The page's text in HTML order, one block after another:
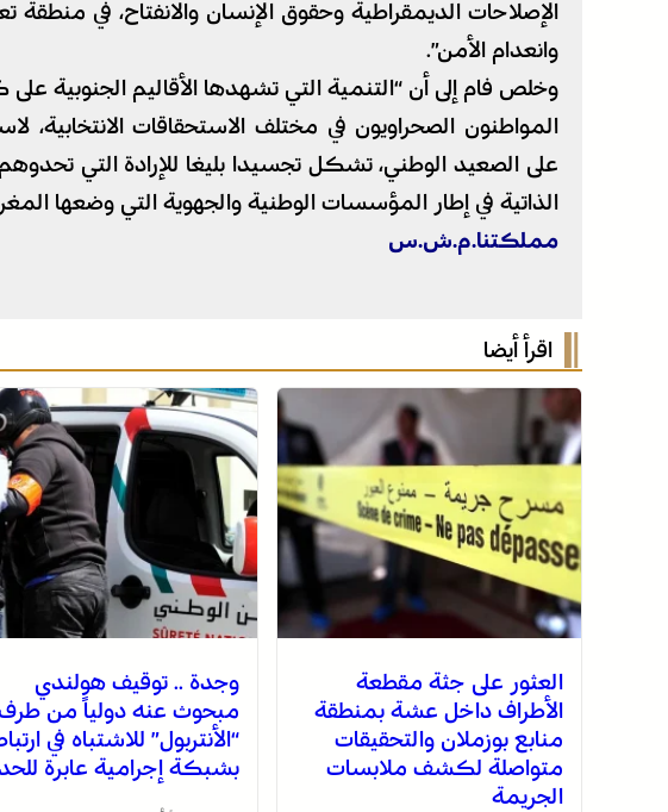
الإصلاحات الديمقراطية وحقوق الإنسان والانفتاح، في منطقة
وانعدام الأمن”.
وخلص فام إلى أن “التنمية التي تشهدها الأقاليم الجنوبية
المواطنون الصحراويون في مختلف الاستحقاقات
على الصعيد الوطني، تشكل تجسيدا بليغا للإرادة التي
الذاتية في إطار المؤسسات الوطنية والجهوية التي وضعها
مملكتنا.م.ش.س
اقرأ أيضا
العثور على جثة مقطعة
الأطراف داخل عشة بمنطقة
منابع بوزملان والتحقيقات
متواصلة لكشف ملابسات
الجريمة
وجدة .. توقيف هولندي
مبحوث عنه دولياً من
“الأنتربول” للاشتباه في
بشبكة إجرامية عابرة